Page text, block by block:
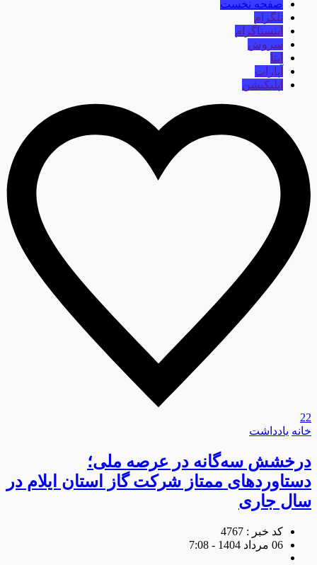
صفحه نخست
تلگرام
اینستاگرام
سروش
ایتا
آپارات
اپلیکیشن
22
خانه یادداشت
درخشش سه‌گانه در عرصه ملی؛
دستاوردهای ممتاز شرکت گاز استان ایلام در
سال جاری
کد خبر : 4767
06 مرداد 1404 - 7:08